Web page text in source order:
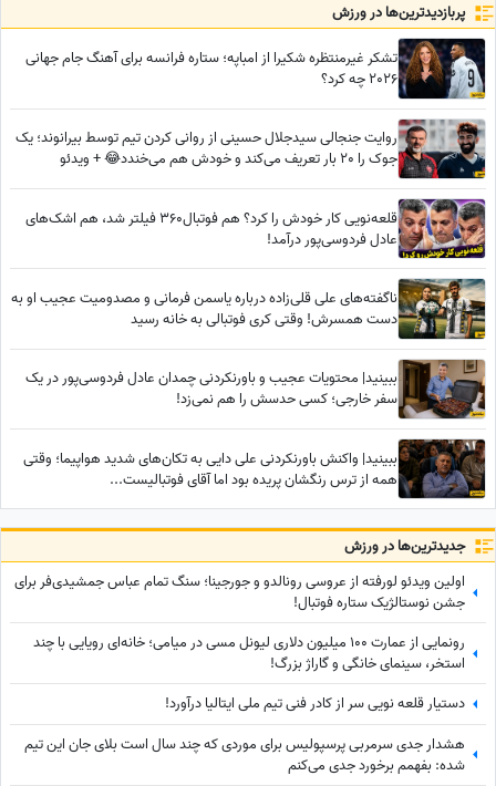
پربازدید‌ترین‌ها در ورزش
تشکر غیرمنتظره شکیرا از امباپه؛ ستاره فرانسه برای آهنگ جام جهانی
2026 چه کرد؟
روایت جنجالی سیدجلال حسینی از روانی کردن تیم توسط بیرانوند؛ یک
جوک را 20 بار تعریف می‌کند و خودش هم می‌خندد😂 + ویدئو
قلعه‌نویی کار خودش را کرد؟ هم فوتبال360 فیلتر شد، هم اشک‌های
عادل فردوسی‌پور درآمد!
ناگفته‌های علی قلی‌زاده درباره یاسمن فرمانی و مصدومیت عجیب او به
دست همسرش! وقتی کری فوتبالی به خانه رسید
ببینید| محتویات عجیب و باورنکردنی چمدان عادل فردوسی‌پور در یک
سفر خارجی؛ کسی حدسش را هم نمی‌زد!
ببینید| واکنش باورنکردنی علی دایی به تکان‌های شدید هواپیما؛ وقتی
همه از ترس رنگشان پریده بود اما آقای فوتبالیست...
جدید‌ترین‌ها در ورزش
اولین ویدئو لورفته از عروسی رونالدو و جورجینا؛ سنگ تمام عباس جمشیدی‌فر برای
جشن نوستالژیک ستاره فوتبال!
رونمایی از عمارت 100 میلیون دلاری لیونل مسی در میامی؛ خانه‌ای رویایی با چند
استخر، سینمای خانگی و گاراژ بزرگ!
دستیار قلعه نویی سر از کادر فنی تیم ملی ایتالیا درآورد!
هشدار جدی سرمربی پرسپولیس برای موردی که چند سال است بلای جان این تیم
شده: بفهمم برخورد جدی می‌کنم